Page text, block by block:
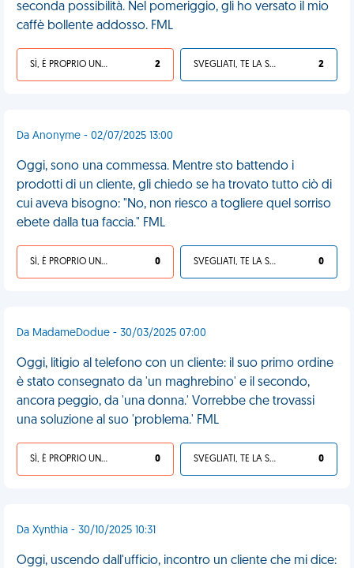
seconda possibilità. Nel pomeriggio, gli ho versato il mio
caffè bollente addosso. FML
SÌ, È PROPRIO UNA VDM! 2 SVEGLIATI, TE LA SEI CERCATA! 2
Da Anonyme - 02/07/2025 13:00
Oggi, sono una commessa. Mentre sto battendo i
prodotti di un cliente, gli chiedo se ha trovato tutto ciò di
cui aveva bisogno: "No, non riesco a togliere quel sorriso
ebete dalla tua faccia." FML
SÌ, È PROPRIO UNA VDM! 0 SVEGLIATI, TE LA SEI CERCATA! 0
Da MadameDodue - 30/03/2025 07:00
Oggi, litigio al telefono con un cliente: il suo primo ordine
è stato consegnato da 'un maghrebino' e il secondo,
ancora peggio, da 'una donna.' Vorrebbe che trovassi
una soluzione al suo 'problema.' FML
SÌ, È PROPRIO UNA VDM! 0 SVEGLIATI, TE LA SEI CERCATA! 0
Da Xynthia - 30/10/2025 10:31
Oggi, uscendo dall'ufficio, incontro un cliente che mi dice: